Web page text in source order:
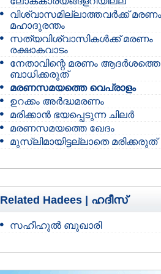
വിശ്വാസമില്ലാത്തവര്‍ക്ക് മരണം
മഹാദുരന്തം
സത്യവിശ്വാസികള്‍ക്ക് മരണം
രക്ഷാകവാടം
നേതാവിന്റെ മരണം ആദര്‍ശത്തെ
ബാധിക്കരുത്
മരണസമയത്തെ വെപ്രാളം
ഉറക്കം അര്‍ദ്ധമരണം
മരിക്കാന്‍ ഭയപ്പെടുന്ന ചിലര്‍
മരണസമയത്തെ ഖേദം
മുസ്ലിമായിട്ടല്ലാതെ മരിക്കരുത്
Related Hadees | ഹദീസ്
സഹീഹുല്‍ ബുഖാരി